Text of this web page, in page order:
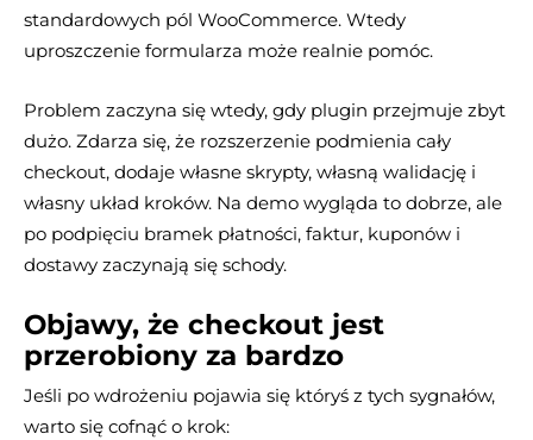
standardowych pól WooCommerce. Wtedy
uproszczenie formularza może realnie pomóc.
Problem zaczyna się wtedy, gdy plugin przejmuje zbyt
dużo. Zdarza się, że rozszerzenie podmienia cały
checkout, dodaje własne skrypty, własną walidację i
własny układ kroków. Na demo wygląda to dobrze, ale
po podpięciu bramek płatności, faktur, kuponów i
dostawy zaczynają się schody.
Objawy, że checkout jest
przerobiony za bardzo
Jeśli po wdrożeniu pojawia się któryś z tych sygnałów,
warto się cofnąć o krok: